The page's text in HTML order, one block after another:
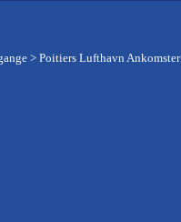
> Poitiers Lufthavn Ankomster